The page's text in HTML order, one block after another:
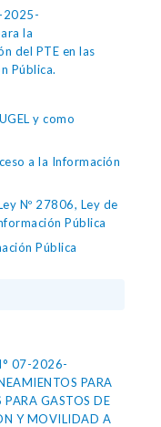
2025-
la
del PTE en las
Pública.
y como
a la Información
Nº 27806, Ley de
Pública
Pública
07-2026-
PARA
GASTOS DE
Y MOVILIDAD A